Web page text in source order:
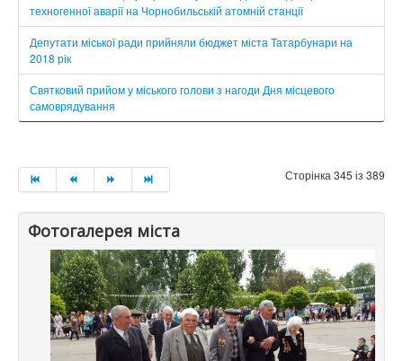
техногенної аварії на Чорнобильській атомній станції
Депутати міської ради прийняли бюджет міста Татарбунари на
2018 рік
Святковий прийом у міського голови з нагоди Дня місцевого
самоврядування
Сторінка 345 із 389
Фотогалерея міста